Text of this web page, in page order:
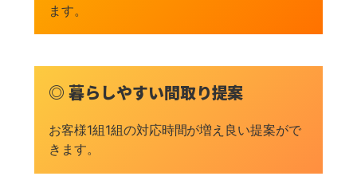
ます。
◎ 暮らしやすい間取り提案
お客様1組1組の対応時間が増え良い提案がで
きます。